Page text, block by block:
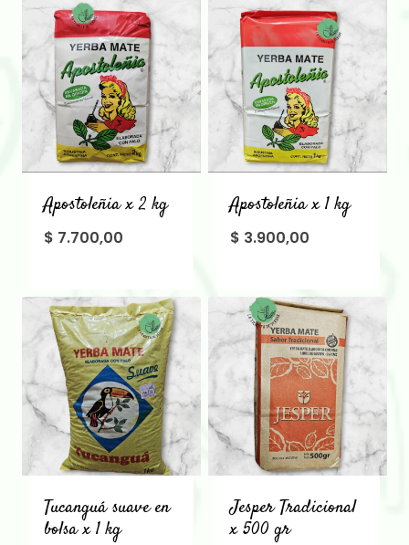
Apostoleñia x 2 kg
$ 7.700,00
Apostoleñia x 1 kg
$ 3.900,00
Tucanguá suave en
bolsa x 1 kg
Jesper Tradicional
x 500 gr